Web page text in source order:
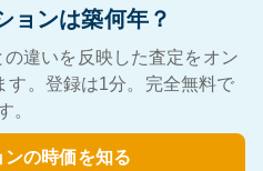
ョンは築何年？
違いを反映した査定をオン
す。登録は1分。完全無料で
。
の時価を知る